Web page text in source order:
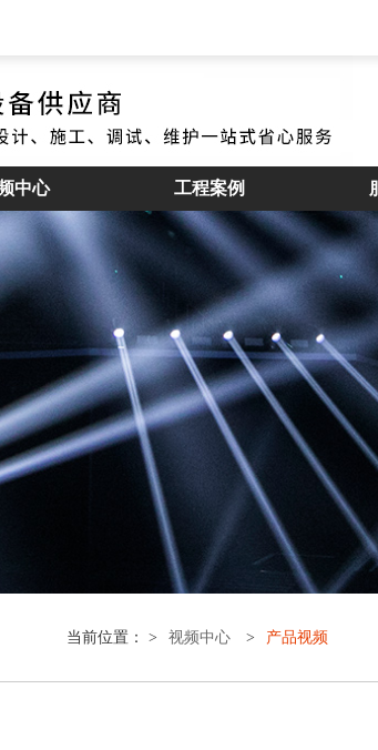
中心 工程案例
当前位置： > 视频中心 > 产品视频